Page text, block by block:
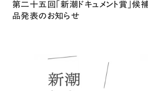
第二十五回「新潮ドキュメント賞」候
品発表のお知らせ